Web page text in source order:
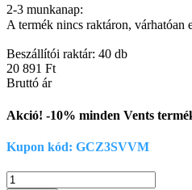
2-3 munkanap:
A termék nincs raktáron, várhatóan
Beszállítói raktár: 40 db
20 891 Ft
Bruttó ár
Akció! -10% minden Vents
Kupon kód: GCZ3SVVM